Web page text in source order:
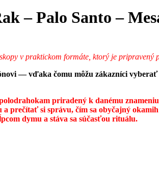
– Palo Santo –
v praktickom formáte, ktorý je pripravený
— vďaka čomu môžu zákazníci
priradený k danému
prečítať si správu, čím sa obyčajný
dymu a stáva sa súčasťou rituálu.